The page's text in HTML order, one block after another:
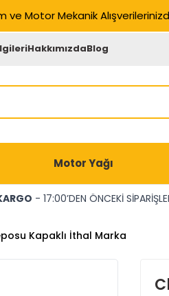
ve Motor Mekanik
HakkımızdaBlog
Motor Yağı
- 17:00’DEN ÖNCEKİ
Kapaklı İthal Marka